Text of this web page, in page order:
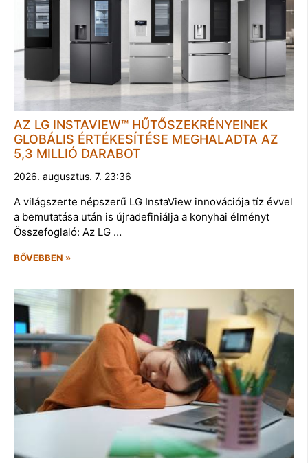
AZ LG INSTAVIEW™ HŰTŐSZEKRÉNYEINEK
GLOBÁLIS ÉRTÉKESÍTÉSE MEGHALADTA AZ
5,3 MILLIÓ DARABOT
2026. augusztus. 7. 23:36
A világszerte népszerű LG InstaView innovációja tíz évvel
a bemutatása után is újradefiniálja a konyhai élményt
Összefoglaló: Az LG …
BŐVEBBEN »